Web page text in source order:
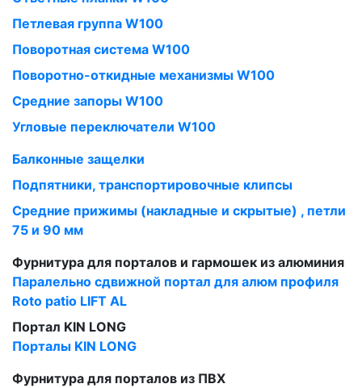
Петлевая группа W100
Поворотная система W100
Поворотно-откидные механизмы W100
Средние запоры W100
Угловые переключатели W100
Балконные защелки
Подпятники, транспортировочные клипсы
Средние прижимы (накладные и скрытые) , петли
75 и 90 мм
Фурнитура для порталов и гармошек из алюминия
Паралельно сдвижной портал для алюм профиля
Roto patio LIFT AL
Портал KIN LONG
Порталы KIN LONG
Фурнитура для порталов из ПВХ